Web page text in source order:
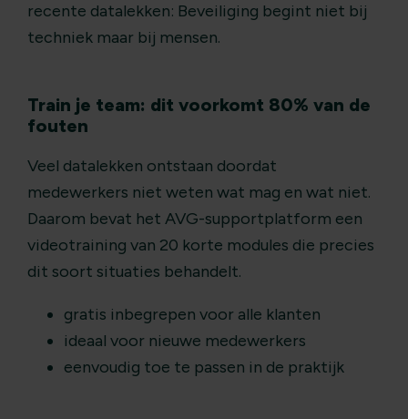
recente datalekken: Beveiliging begint niet bij
techniek maar bij mensen.
Train je team: dit voorkomt 80% van de
fouten
Veel datalekken ontstaan doordat
medewerkers niet weten wat mag en wat niet.
Daarom bevat het AVG-supportplatform een
videotraining van 20 korte modules die precies
dit soort situaties behandelt.
gratis inbegrepen voor alle klanten
ideaal voor nieuwe medewerkers
eenvoudig toe te passen in de praktijk